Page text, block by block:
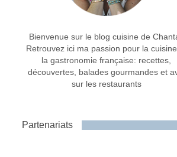
Bienvenue sur le blog cuisine de
Retrouvez ici ma passion pour la
la gastronomie française: recettes,
découvertes, balades gourmandes et
sur les restaurants
Partenariats